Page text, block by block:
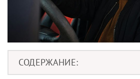
СОДЕРЖАНИЕ